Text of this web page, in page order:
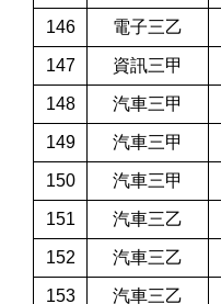
146 電子三乙
147 資訊三甲
148 汽車三甲
149 汽車三甲
150 汽車三甲
151 汽車三乙
152 汽車三乙
153 汽車三乙